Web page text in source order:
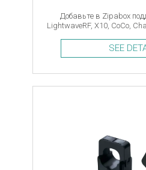
Добавьте в Zipabox
LightwaveRF, X10, CoCo,
SEE